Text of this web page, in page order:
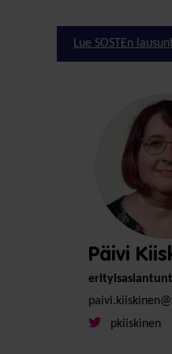
Lue SOSTEn
Päivi
pkiiskinen